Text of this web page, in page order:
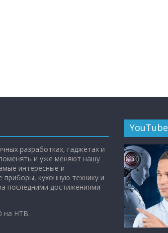
разработках, гаджетах и
и уже меняют нашу
интересные и
кухонную технику и
последними достижениями
на НТВ.
YouTube